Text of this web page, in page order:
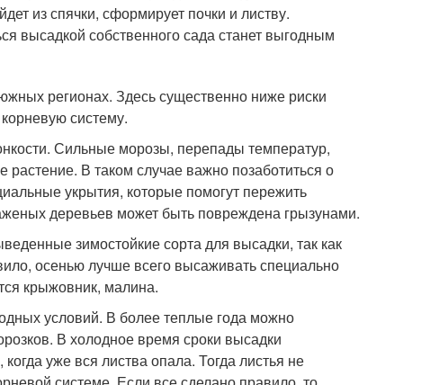
из спячки, сформирует почки и листву.
высадкой собственного сада станет выгодным
регионах. Здесь существенно ниже риски
систему.
Сильные морозы, перепады температур,
В таком случае важно позаботиться о
укрытия, которые помогут пережить
деревьев может быть повреждена грызунами.
зимостойкие сорта для высадки, так как
осенью лучше всего высаживать специально
крыжовник, малина.
условий. В более теплые года можно
В холодное время сроки высадки
уже вся листва опала. Тогда листья не